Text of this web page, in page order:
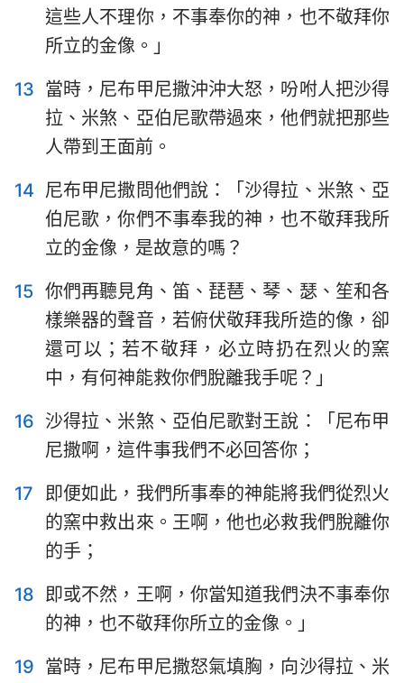
這些人不理你，不事奉你的神，也不敬拜你
所立的金像。」
13 當時，尼布甲尼撒沖沖大怒，吩咐人把沙得
拉、米煞、亞伯尼歌帶過來，他們就把那些
人帶到王面前。
14 尼布甲尼撒問他們說：「沙得拉、米煞、亞
伯尼歌，你們不事奉我的神，也不敬拜我所
立的金像，是故意的嗎？
15 你們再聽見角、笛、琵琶、琴、瑟、笙和各
樣樂器的聲音，若俯伏敬拜我所造的像，卻
還可以；若不敬拜，必立時扔在烈火的窯
中，有何神能救你們脫離我手呢？」
16 沙得拉、米煞、亞伯尼歌對王說：「尼布甲
尼撒啊，這件事我們不必回答你；
17
即便如此，我們所事奉的神能將我們從烈火
的窯中救出來。王啊，他也必救我們脫離你
的手；
18 即或不然，王啊，你當知道我們決不事奉你
的神，也不敬拜你所立的金像。」
19 當時，尼布甲尼撒怒氣填胸，向沙得拉、米